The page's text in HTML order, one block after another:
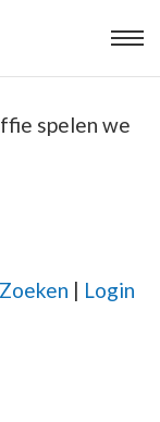
spelen we
Zoeken | Login